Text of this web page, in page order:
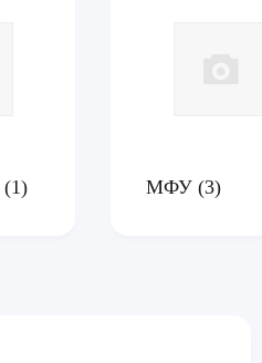
(1) МФУ(3)